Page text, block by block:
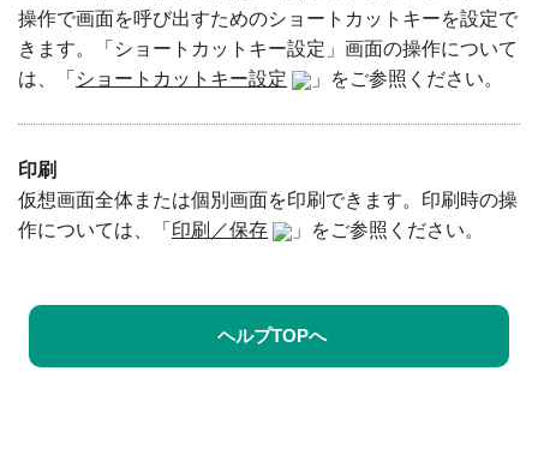
操作で画面を呼び出すためのショートカットキーを設定で
きます。「ショートカットキー設定」画面の操作について
は、「 ショートカットキー設定 」をご参照ください。
印刷
仮想画面全体または個別画面を印刷できます。印刷時の操
作については、「 印刷／保存 」をご参照ください。
ヘルプTOPへ